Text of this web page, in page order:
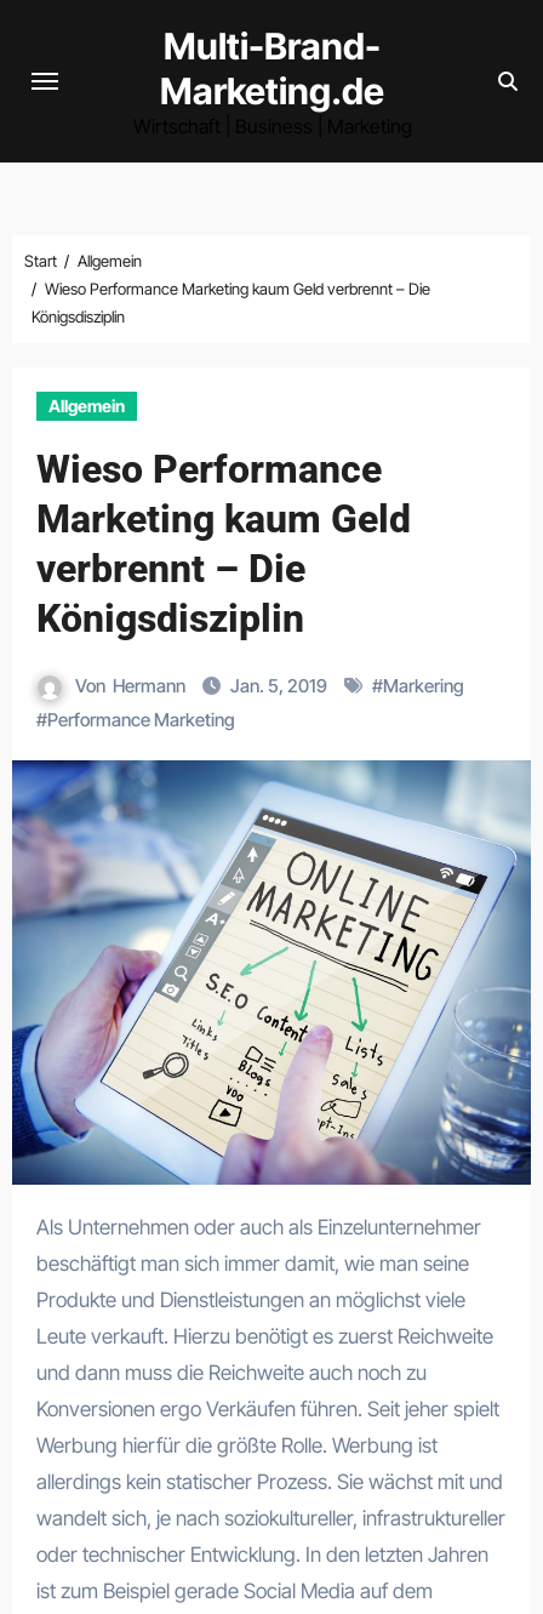
springen
Multi-Brand-
Marketing.de
Start
Allgemein
Wieso Performance Marketing kaum Geld verbrennt – Die
Königsdisziplin
Allgemein
Wieso Performance
Marketing kaum Geld
verbrennt – Die
Königsdisziplin
Von Hermann Jan. 5, 2019 #Markering
#Performance Marketing
Als Unternehmen oder auch als Einzelunternehmer
beschäftigt man sich immer damit, wie man seine
Produkte und Dienstleistungen an möglichst viele
Leute verkauft. Hierzu benötigt es zuerst Reichweite
und dann muss die Reichweite auch noch zu
Konversionen ergo Verkäufen führen. Seit jeher spielt
Werbung hierfür die größte Rolle. Werbung ist
allerdings kein statischer Prozess. Sie wächst mit und
wandelt sich, je nach soziokultureller, infrastruktureller
oder technischer Entwicklung. In den letzten Jahren
ist zum Beispiel gerade Social Media auf dem